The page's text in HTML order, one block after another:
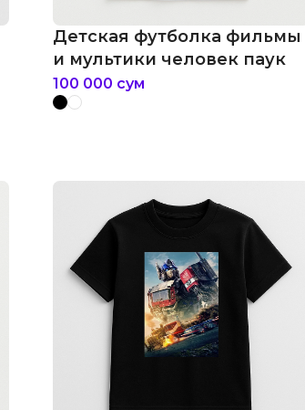
Детская футболка фильмы
и мультики человек паук
100 000 сум